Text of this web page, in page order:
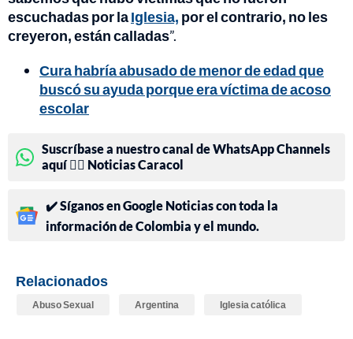
escuchadas por laIglesia, por el contrario, no les
creyeron, están calladas”.
Cura habría abusado de menor de edad que
buscó su ayuda porque era víctima de acoso
escolar
Suscríbase a nuestro canal de WhatsApp Channels
aquí 👉🏻 Noticias Caracol
✔️ Síganos en Google Noticias con toda la
información de Colombia y el mundo.
Relacionados
Abuso Sexual Argentina Iglesia católica